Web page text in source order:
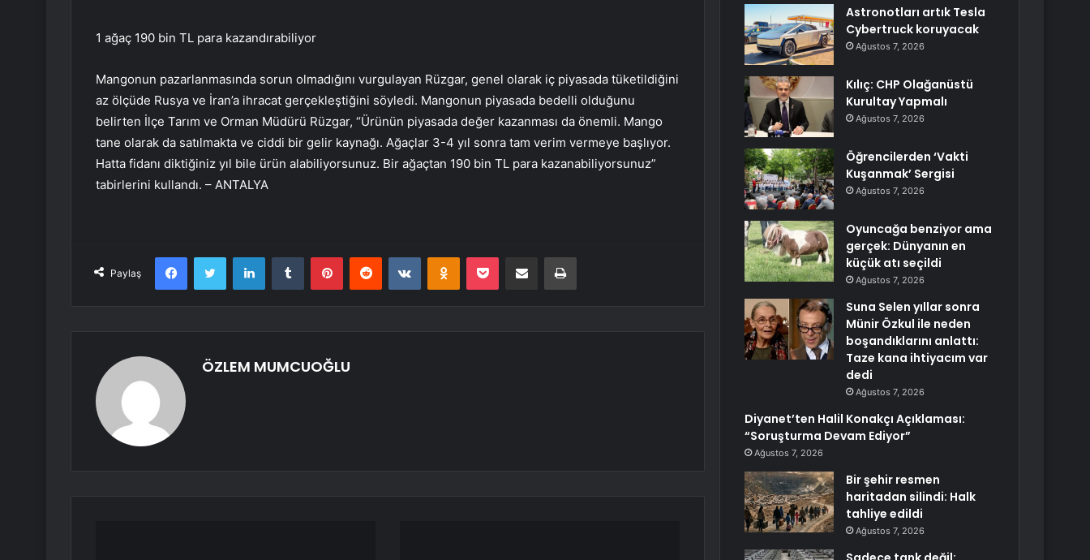
1 ağaç 190 bin TL para kazandırabiliyor
Mangonun pazarlanmasında sorun olmadığını vurgulayan Rüzgar, genel olarak iç piyasada tüketildiğini
az ölçüde Rusya ve İran’a ihracat gerçekleştiğini söyledi. Mangonun piyasada bedelli olduğunu
belirten İlçe Tarım ve Orman Müdürü Rüzgar, “Ürünün piyasada değer kazanması da önemli. Mango
tane olarak da satılmakta ve ciddi bir gelir kaynağı. Ağaçlar 3-4 yıl sonra tam verim vermeye başlıyor.
Hatta fidanı diktiğiniz yıl bile ürün alabiliyorsunuz. Bir ağaçtan 190 bin TL para kazanabiliyorsunuz”
tabirlerini kullandı. – ANTALYA
Paylaş
FacebookTwitter LinkedInTumblr PinterestReddit VKontakteOdnoklassniki
Pocket E-Posta ile paylaş Yazdır
ÖZLEM MUMCUOĞLU
Astronotları artık Tesla
Cybertruck koruyacak
Ağustos 7, 2026
Kılıç: CHP Olağanüstü
Kurultay Yapmalı
Ağustos 7, 2026
Öğrencilerden ‘Vakti
Kuşanmak’ Sergisi
Ağustos 7, 2026
Oyuncağa benziyor ama
gerçek: Dünyanın en
küçük atı seçildi
Ağustos 7, 2026
Suna Selen yıllar sonra
Münir Özkul ile neden
boşandıklarını anlattı:
Taze kana ihtiyacım var
dedi
Ağustos 7, 2026
Diyanet’ten Halil Konakçı Açıklaması:
“Soruşturma Devam Ediyor”
Ağustos 7, 2026
Bir şehir resmen
haritadan silindi: Halk
tahliye edildi
Ağustos 7, 2026